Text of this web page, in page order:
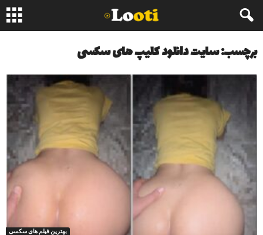
برچسب: سایت دانلود کلیپ های سکسی
بهترین فیلم های سکسی